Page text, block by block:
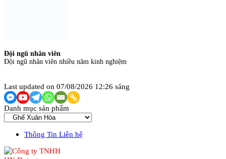
Đội ngũ nhân viên
Đội ngũ nhân viên nhiều năm kinh nghiệm
Last updated on 07/08/2026 12:26 sáng
Danh mục sản phẩm
Thông Tin Liên hệ